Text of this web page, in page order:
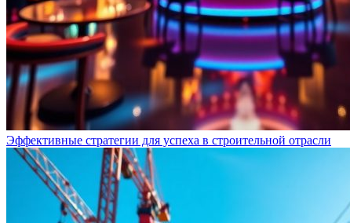
Эффективные стратегии для успеха в строительной отрасли